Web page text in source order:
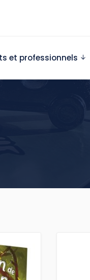
et professionnels